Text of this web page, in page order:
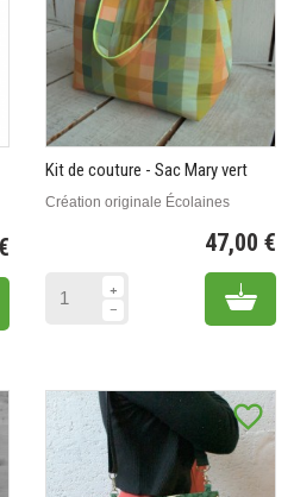
to cart
Kit de couture - Sac Mary vert
Création originale Écolaines
47,00 €
Add
favorite_border